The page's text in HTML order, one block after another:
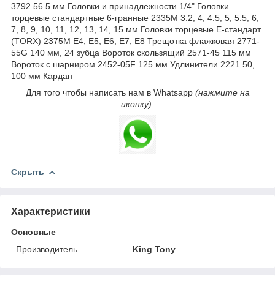
3792 56.5 мм Головки и принадлежности 1/4" Головки
торцевые стандартные 6-гранные 2335M 3.2, 4, 4.5, 5, 5.5, 6,
7, 8, 9, 10, 11, 12, 13, 14, 15 мм Головки торцевые Е-стандарт
(TORX) 2375M E4, E5, E6, E7, E8 Трещотка флажковая 2771-
55G 140 мм, 24 зубца Вороток скользящий 2571-45 115 мм
Вороток с шарниром 2452-05F 125 мм Удлинители 2221 50,
100 мм Кардан
Для того чтобы написать нам в Whatsapp (нажмите на
иконку):
Скрыть
Характеристики
Основные
Производитель
King Tony